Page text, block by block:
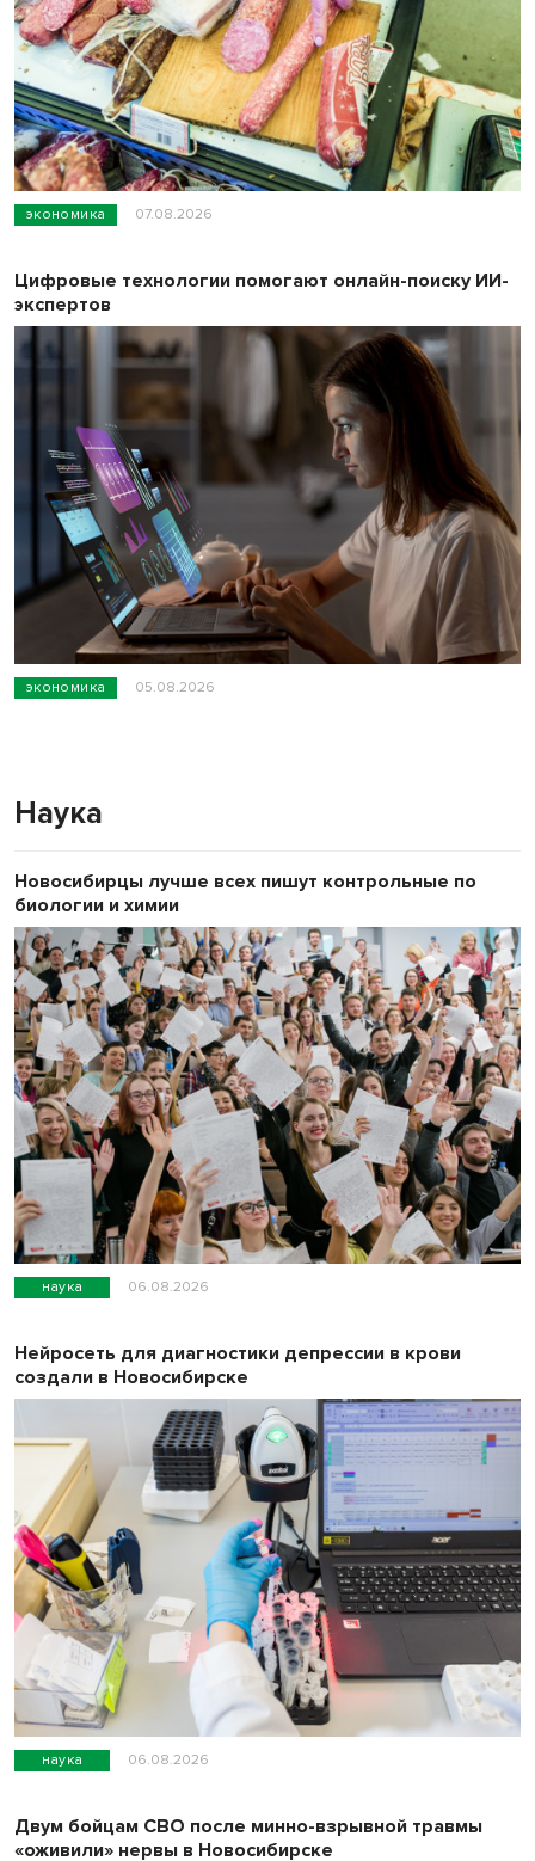
экономика 07.08.2026
экономика 05.08.2026
Цифровые технологии помогают онлайн-поиску ИИ-
экспертов
Наука
наука 06.08.2026
Новосибирцы лучше всех пишут контрольные по
биологии и химии
наука 06.08.2026
Нейросеть для диагностики депрессии в крови
создали в Новосибирске
Двум бойцам СВО после минно-взрывной травмы
«оживили» нервы в Новосибирске